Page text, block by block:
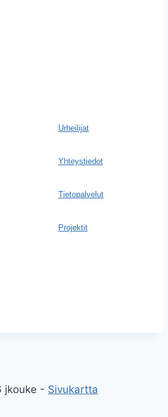
Urheilijat
Yhteystiedot
Tietopalvelut
Projektit
jkouke - Sivukartta